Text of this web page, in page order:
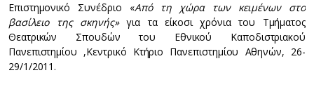
Επιστημονικό Συνέδριο «Από τη χώρα των κειμένων στο
βασίλειο της σκηνής»για τα είκοσι χρόνια του Τμήματος
Θεατρικών Σπουδών του Εθνικού Καποδιστριακού
Πανεπιστημίου ,Κεντρικό Κτήριο Πανεπιστημίου Αθηνών, 26-
29/1/2011.